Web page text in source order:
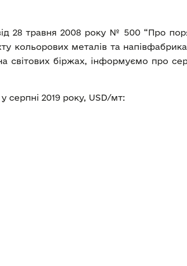
28 травня 2008 року № 500 “Про
кольорових металів та
світових біржах, інформуємо про
серпні 2019 року, USD/мт: